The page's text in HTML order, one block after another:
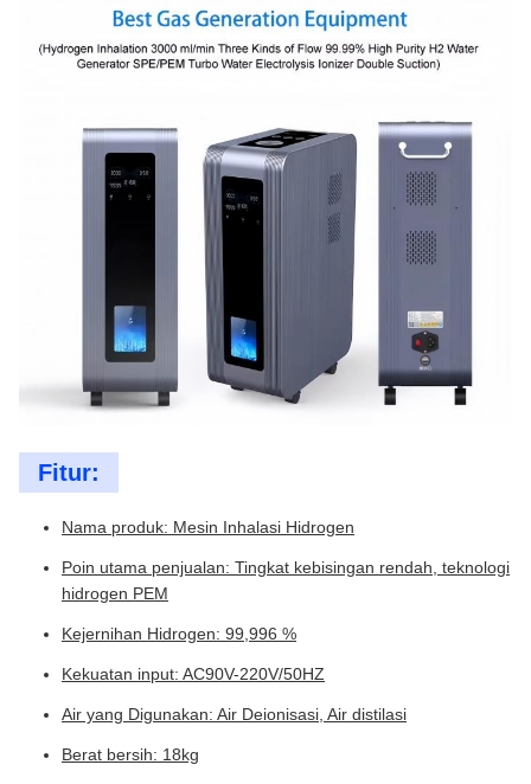
Fitur:
Nama produk: Mesin Inhalasi Hidrogen
Poin utama penjualan: Tingkat kebisingan rendah, teknologi
hidrogen PEM
Kejernihan Hidrogen: 99,996 %
Kekuatan input: AC90V-220V/50HZ
Air yang Digunakan: Air Deionisasi, Air distilasi
Berat bersih: 18kg